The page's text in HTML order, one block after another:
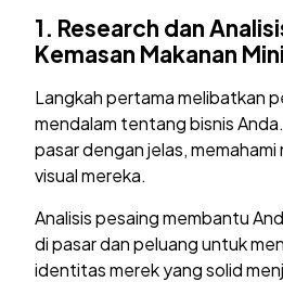
1. Research dan
Kemasan Makanan
Langkah pertama melibatkan
mendalam tentang bisnis
pasar dengan jelas,
visual mereka.
Analisis pesaing membantu
di pasar dan peluang untuk
identitas merek yang solid